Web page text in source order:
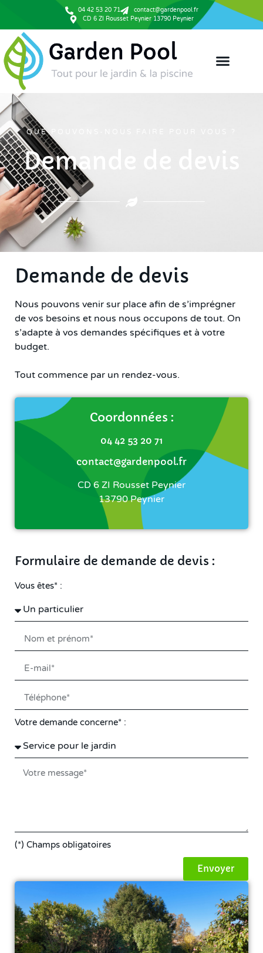
04 42 53 20 71
contact@gardenpool.fr
CD 6 ZI Rousset Peynier 13790 Peynier
QUE POUVONS-NOUS FAIRE POUR VOUS ?
Demande de devis
Demande de devis
Nous pouvons venir sur place afin de s’imprégner
de vos besoins et nous nous occupons de tout. On
s’adapte à vos demandes spécifiques et à votre
budget.
Tout commence par un rendez-vous.
Coordonnées :
04 42 53 20 71
contact@gardenpool.fr
CD 6 ZI Rousset Peynier
13790 Peynier
Formulaire de demande de devis :
Vous êtes* :
Votre demande concerne* :
(*) Champs obligatoires
Envoyer